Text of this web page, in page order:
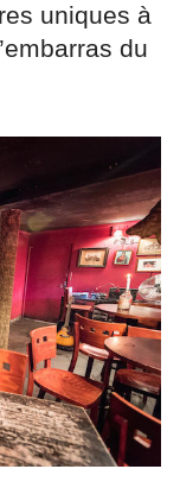
uniques à
du